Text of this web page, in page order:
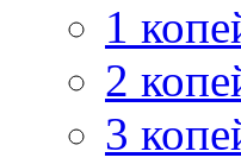
1
2
3